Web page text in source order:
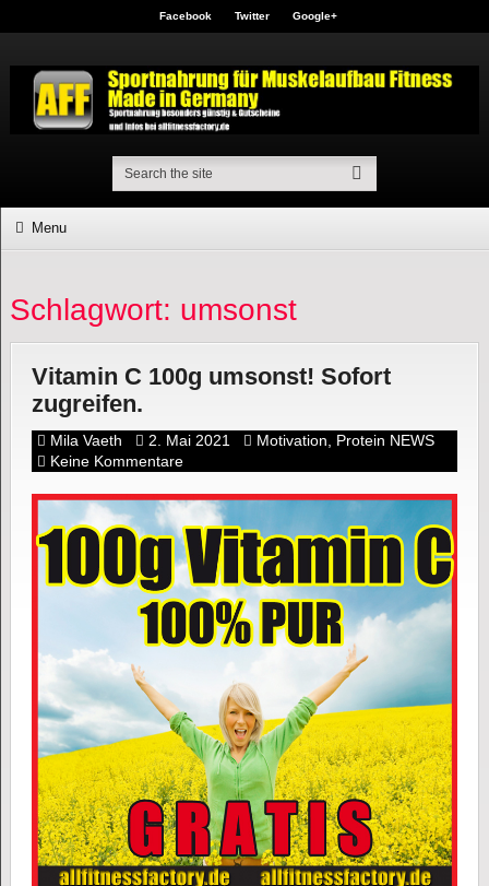
Facebook Twitter Google+
Menu
Schlagwort: umsonst
Vitamin C 100g umsonst! Sofort
zugreifen.
Mila Vaeth 2. Mai 2021 Motivation, Protein NEWS
Keine Kommentare